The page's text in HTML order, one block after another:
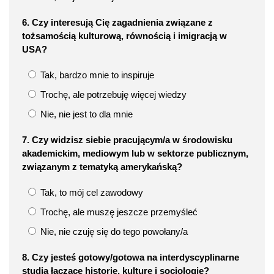
6. Czy interesują Cię zagadnienia związane z
tożsamością kulturową, równością i imigracją w
USA?
Tak, bardzo mnie to inspiruje
Trochę, ale potrzebuję więcej wiedzy
Nie, nie jest to dla mnie
7. Czy widzisz siebie pracującym/a w środowisku
akademickim, mediowym lub w sektorze publicznym,
związanym z tematyką amerykańską?
Tak, to mój cel zawodowy
Trochę, ale muszę jeszcze przemyśleć
Nie, nie czuję się do tego powołany/a
8. Czy jesteś gotowy/gotowa na interdyscyplinarne
studia łączące historię, kulturę i socjologię?